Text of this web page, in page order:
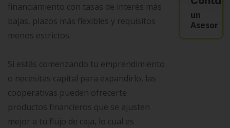
financiamiento con tasas de interés más
bajas, plazos más flexibles y requisitos
menos estrictos.
Si estás comenzando tu emprendimiento
o necesitas capital para expandirlo, las
cooperativas pueden ofrecerte
productos financieros que se ajusten
mejor a tu flujo de caja, lo cual es
un
Asesor